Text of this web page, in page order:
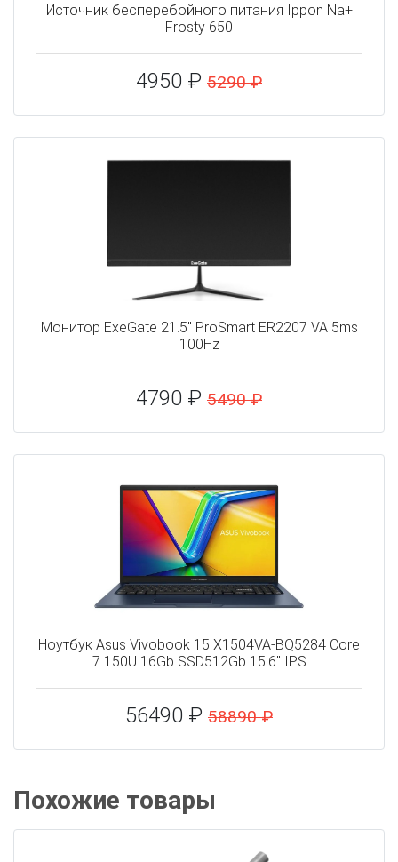
Источник бесперебойного питания Ippon Na+
Frosty 650
4950 ₽ 5290 ₽
Монитор ExeGate 21.5" ProSmart ER2207 VA 5ms
100Hz
4790 ₽ 5490 ₽
Ноутбук Asus Vivobook 15 X1504VA-BQ5284 Core
7 150U 16Gb SSD512Gb 15.6" IPS
56490 ₽ 58890 ₽
Похожие товары